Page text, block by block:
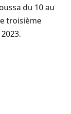
du 10 au
troisième